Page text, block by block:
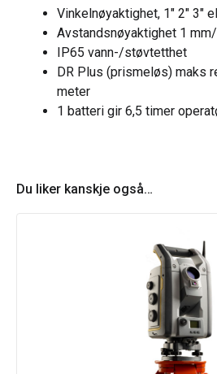
Vinkelnøyaktighet, 1″ 2″ 3″
Avstandsnøyaktighet 1
IP65 vann-/støvtetthet
DR Plus (prismeløs) maks
meter
1 batteri gir 6,5 timer
Du liker kanskje også…